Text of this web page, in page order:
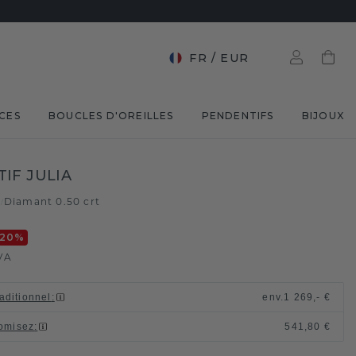
FR / EUR
BOUCLES D'OREILLES PENDENTIFS BIJOUX
JULIA
Diamant 0.50 crt
%
: env. 1 269,- €
: 541,80 €